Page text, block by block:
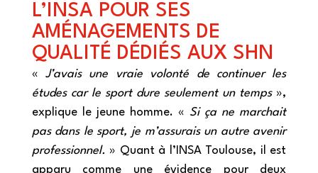
L’INSA POUR SES
AMÉNAGEMENTS DE
QUALITÉ DÉDIÉS AUX SHN
«J’avais une vraie volonté de continuer les
études car le sport dure seulement un temps»,
explique le jeune homme. « Si ça ne marchait
pas dans le sport, je m’assurais un autre avenir
professionnel. » Quant à l’INSA Toulouse, il est
apparu comme une évidence pour deux